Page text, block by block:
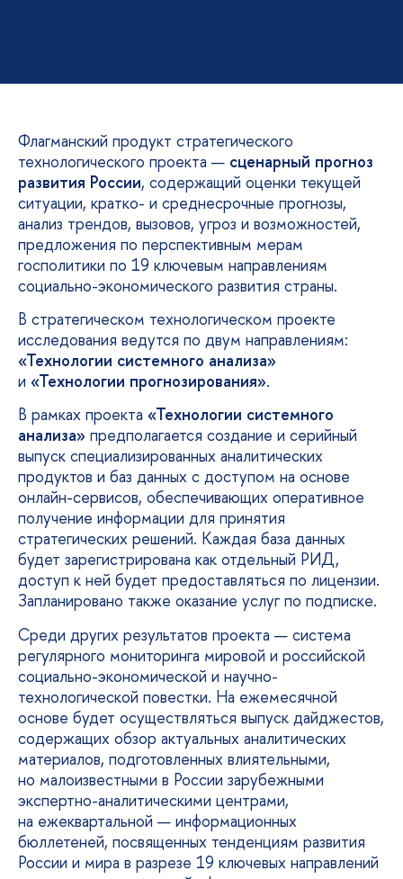
Флагманский продукт стратегического
технологического проекта — сценарный прогноз
развития России, содержащий оценки текущей
ситуации, кратко- и среднесрочные прогнозы,
анализ трендов, вызовов, угроз и возможностей,
предложения по перспективным мерам
госполитики по 19 ключевым направлениям
социально-экономического развития страны.
В стратегическом технологическом проекте
исследования ведутся по двум направлениям:
«Технологии системного анализа»
и «Технологии прогнозирования».
В рамках проекта «Технологии системного
анализа» предполагается создание и серийный
выпуск специализированных аналитических
продуктов и баз данных с доступом на основе
онлайн-сервисов, обеспечивающих оперативное
получение информации для принятия
стратегических решений. Каждая база данных
будет зарегистрирована как отдельный РИД,
доступ к ней будет предоставляться по лицензии.
Запланировано также оказание услуг по подписке.
Среди других результатов проекта — система
регулярного мониторинга мировой и российской
социально-экономической и научно-
технологической повестки. На ежемесячной
основе будет осуществляться выпуск дайджестов,
содержащих обзор актуальных аналитических
материалов, подготовленных влиятельными,
но малоизвестными в России зарубежными
экспертно-аналитическими центрами,
на ежеквартальной — информационных
бюллетеней, посвященных тенденциям развития
России и мира в разрезе 19 ключевых направлений